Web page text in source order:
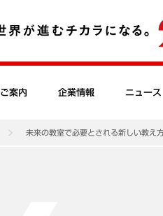
ご案内 企業情報 ニュース
未来の教室で必要とされる新しい教え